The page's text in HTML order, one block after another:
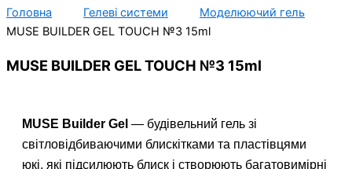
Головна Гелеві системи
Моделюючий гель
MUSE BUILDER GEL TOUCH №3 15ml
MUSE BUILDER GEL TOUCH №3 15ml
MUSE Builder Gel — будівельний гель зі
світловідбиваючими блискітками та пластівцями
юкі, які підсилюють блиск і створюють багатовимірні